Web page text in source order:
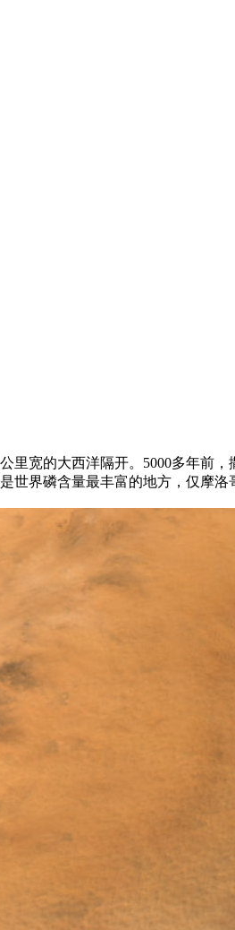
宽的大西洋隔开。5000多年前
界磷含量最丰富的地方，仅